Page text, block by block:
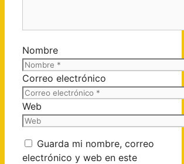
Nombre
Correo electrónico
Web
Guarda mi nombre, correo
electrónico y web en este